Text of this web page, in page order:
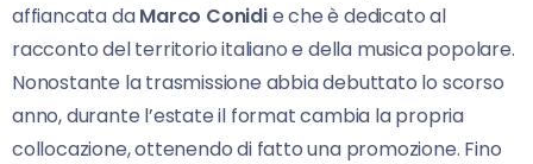
affiancata daMarco Conidie che è dedicato al
racconto del territorio italiano e della musica popolare.
Nonostante la trasmissione abbia debuttato lo scorso
anno, durante l’estate il format cambia la propria
collocazione, ottenendo di fatto una promozione. Fino